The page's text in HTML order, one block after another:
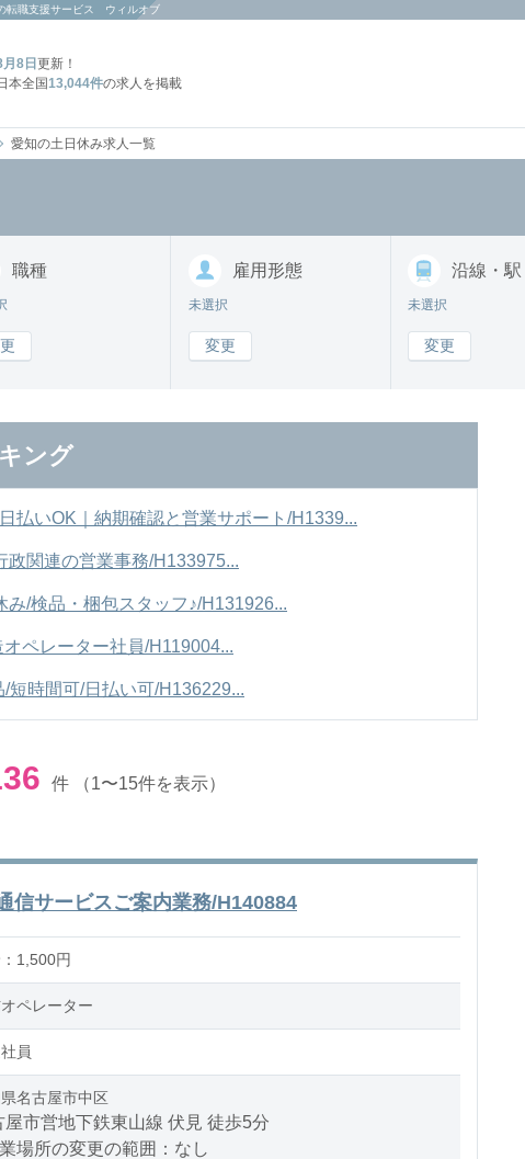
転職支援サービス ウィルオブ
月8日 更新！
本全国13,044件の求人を掲載
愛知の土日休み求人一覧
職種 雇用形態
未選択
変更
沿線・駅
未選択
変更
ング
払いOK｜納期確認と営業サポート/H1339...
政関連の営業事務/H133975...
み/検品・梱包スタッフ♪/H131926...
ペレーター社員/H119004...
短時間可/日払い可/H136229...
件 （1〜15件を表示）
信サービスご案内業務/H140884
1,500円
ペレーター
員
名古屋市中区
屋市営地下鉄東山線 伏見 徒歩5分
場所の変更の範囲：なし